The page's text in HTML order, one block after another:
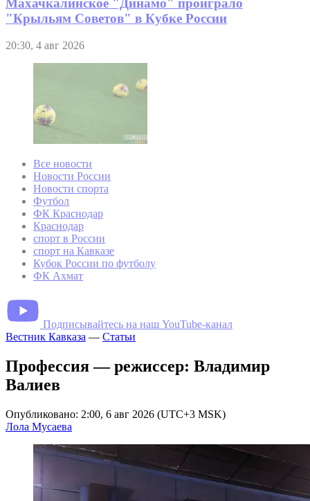
Махачкалинское "Динамо" проиграло
"Крыльям Советов" в Кубке России
20:30, 4 авг 2026
Все новости
Новости России
Новости спорта
Футбол
ФК Краснодар
Краснодар
спорт в России
спорт на Кавказе
Кубок России по футболу
ФК Ахмат
Подписывайтесь на наш YouTube-канал
Вестник Кавказа — Статьи
Профессия — режиссер: Владимир
Валиев
Опубликовано: 2:00, 6 авг 2026 (UTC+3 MSK)
Лола Мусаева